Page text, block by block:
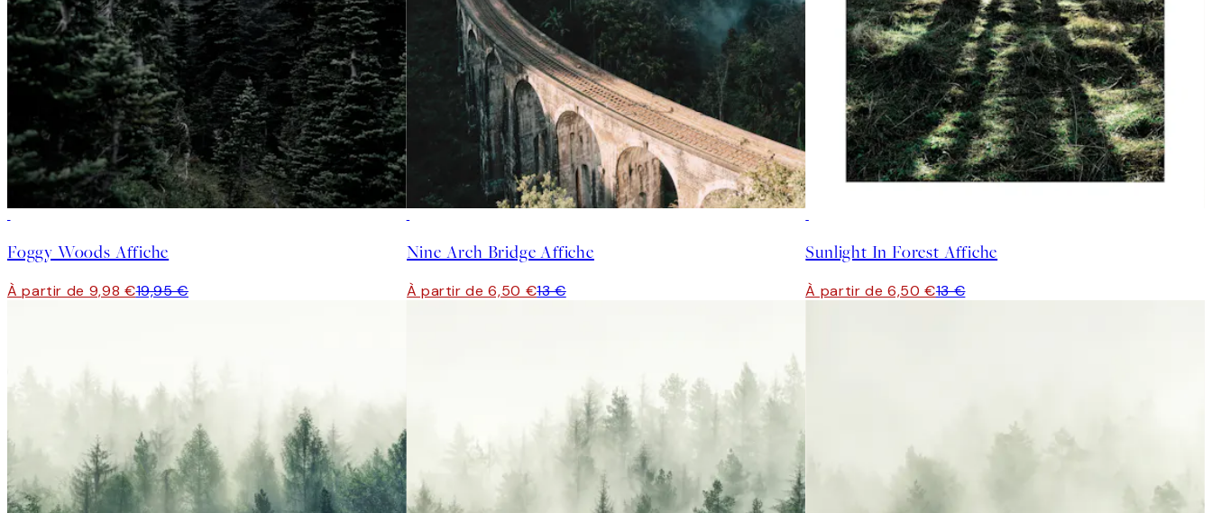
Foggy Woods Affiche
À partir de 9,98 €19,95 €
Nine Arch Bridge Affiche
À partir de 6,50 €13 €
Sunlight In Forest Affiche
À partir de 6,50 €13 €